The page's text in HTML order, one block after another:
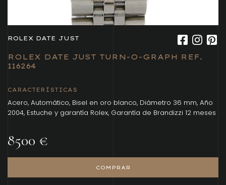
ROLEX DATE JUST
ROLEX DATE JUST TURN-O-GRAPH REF.
116264
CARACTERÍSTICAS
Acero, Automático, Bisel en oro blanco, Diámetro 36 mm, Año
2004, Estuche y garantía Rolex, Garantía de Brandizzi 12 meses
8500 €
COMPRAR